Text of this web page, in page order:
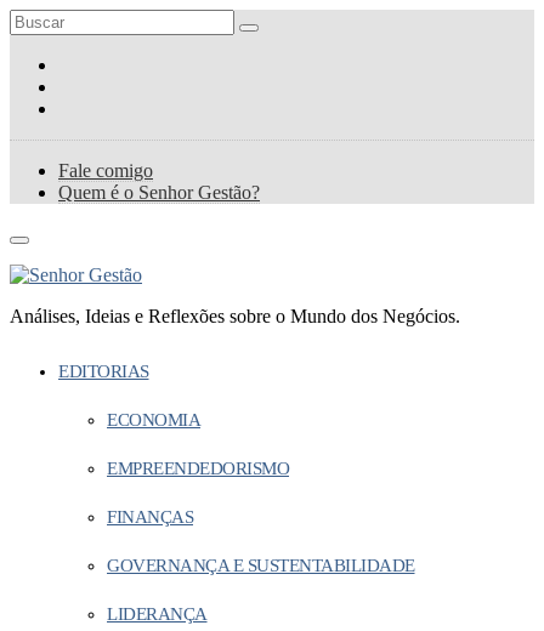
Fale comigo
Quem é o Senhor Gestão?
Análises, Ideias e Reflexões sobre o Mundo dos Negócios.
EDITORIAS
ECONOMIA
EMPREENDEDORISMO
FINANÇAS
GOVERNANÇA E SUSTENTABILIDADE
LIDERANÇA